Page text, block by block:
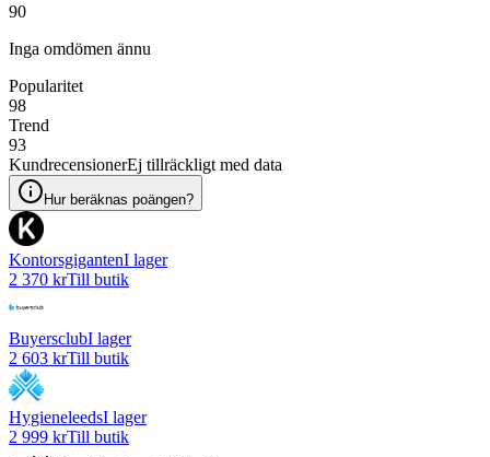
90
Inga omdömen ännu
Popularitet
98
Trend
93
KundrecensionerEj tillräckligt med data
Hur beräknas poängen?
KontorsgigantenI lager
2 370 krTill butik
BuyersclubI lager
2 603 krTill butik
HygieneleedsI lager
2 999 krTill butik